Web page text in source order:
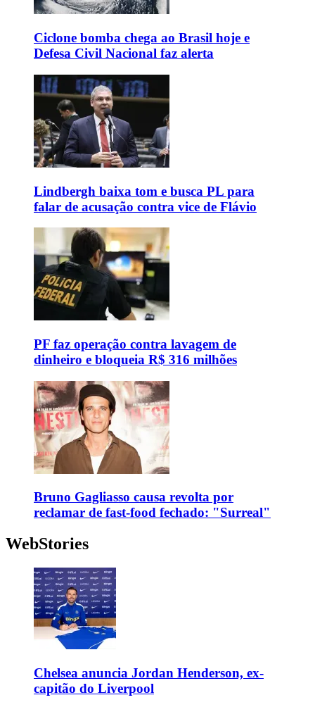
Ciclone bomba chega ao Brasil hoje e
Defesa Civil Nacional faz alerta
Lindbergh baixa tom e busca PL para
falar de acusação contra vice de Flávio
PF faz operação contra lavagem de
dinheiro e bloqueia R$ 316 milhões
Bruno Gagliasso causa revolta por
reclamar de fast-food fechado: "Surreal"
WebStories
Chelsea anuncia Jordan Henderson, ex-
capitão do Liverpool